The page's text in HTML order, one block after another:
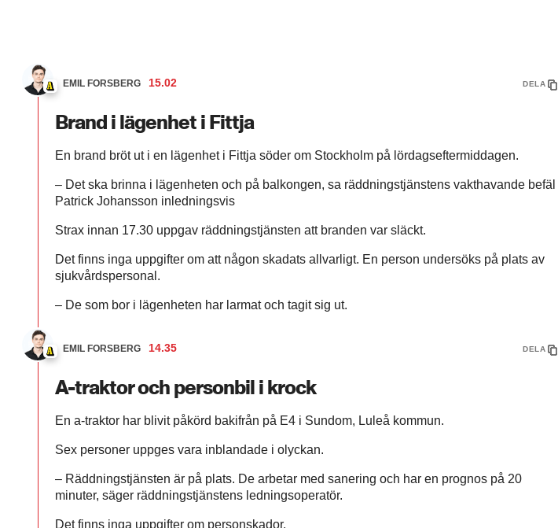
EMIL FORSBERG 15.02 DELA
Brand i lägenhet i Fittja
En brand bröt ut i en lägenhet i Fittja söder om Stockholm på lördagseftermiddagen.
– Det ska brinna i lägenheten och på balkongen, sa räddningstjänstens vakthavande befäl
Patrick Johansson inledningsvis
Strax innan 17.30 uppgav räddningstjänsten att branden var släckt.
Det finns inga uppgifter om att någon skadats allvarligt. En person undersöks på plats av
sjukvårdspersonal.
– De som bor i lägenheten har larmat och tagit sig ut.
EMIL FORSBERG 14.35 DELA
A-traktor och personbil i krock
En a-traktor har blivit påkörd bakifrån på E4 i Sundom, Luleå kommun.
Sex personer uppges vara inblandade i olyckan.
– Räddningstjänsten är på plats. De arbetar med sanering och har en prognos på 20
minuter, säger räddningstjänstens ledningsoperatör.
Det finns inga uppgifter om personskador.